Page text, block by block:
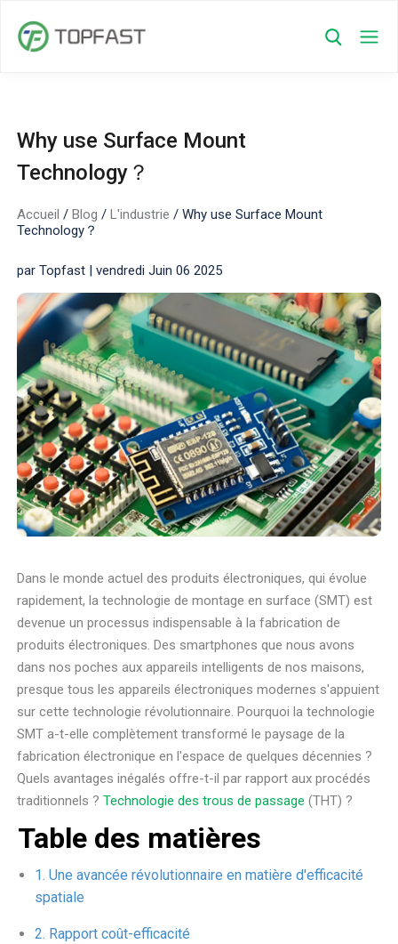
Why use Surface Mount
Technology？
Accueil /Blog /L'industrie /Why use Surface Mount
Technology？
par Topfast | vendredi Juin 06 2025
Dans le monde actuel des produits électroniques, qui évolue
rapidement, la technologie de montage en surface (SMT) est
devenue un processus indispensable à la fabrication de
produits électroniques. Des smartphones que nous avons
dans nos poches aux appareils intelligents de nos maisons,
presque tous les appareils électroniques modernes s'appuient
sur cette technologie révolutionnaire. Pourquoi la technologie
SMT a-t-elle complètement transformé le paysage de la
fabrication électronique en l'espace de quelques décennies ?
Quels avantages inégalés offre-t-il par rapport aux procédés
traditionnels ?Technologie des trous de passage (THT) ?
Table des matières
Une avancée révolutionnaire en matière d'efficacité
spatiale
Rapport coût-efficacité